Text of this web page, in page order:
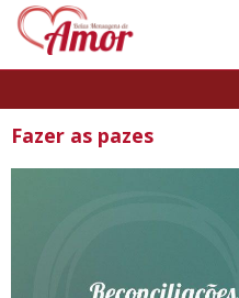
Fazer as pazes